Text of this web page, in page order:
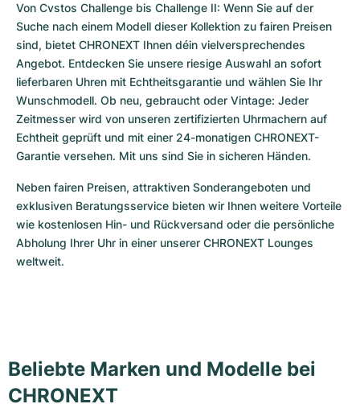
Von Cvstos Challenge bis Challenge II: Wenn Sie auf der
Suche nach einem Modell dieser Kollektion zu fairen Preisen
sind, bietet CHRONEXT Ihnen déin vielversprechendes
Angebot. Entdecken Sie unsere riesige Auswahl an sofort
lieferbaren Uhren mit Echtheitsgarantie und wählen Sie Ihr
Wunschmodell. Ob neu, gebraucht oder Vintage: Jeder
Zeitmesser wird von unseren zertifizierten Uhrmachern auf
Echtheit geprüft und mit einer 24-monatigen CHRONEXT-
Garantie versehen. Mit uns sind Sie in sicheren Händen.
Neben fairen Preisen, attraktiven Sonderangeboten und
exklusiven Beratungsservice bieten wir Ihnen weitere Vorteile
wie kostenlosen Hin- und Rückversand oder die persönliche
Abholung Ihrer Uhr in einer unserer CHRONEXT Lounges
weltweit.
Beliebte Marken und Modelle bei
CHRONEXT